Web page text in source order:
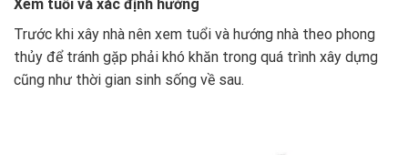
Xem tuổi và xác định hướng
Trước khi xây nhà nên xem tuổi và hướng nhà theo phong
thủy để tránh gặp phải khó khăn trong quá trình xây dựng
cũng như thời gian sinh sống về sau.